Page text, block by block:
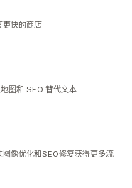
更快的商店
图和 SEO 替代文本
像优化和SEO修复获得更多流